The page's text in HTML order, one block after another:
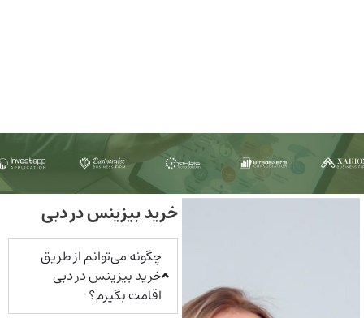
خرید بیزینس در دبی
چگونه می‌توانم از طریق
خرید بیزینس در دبی
اقامت بگیرم؟